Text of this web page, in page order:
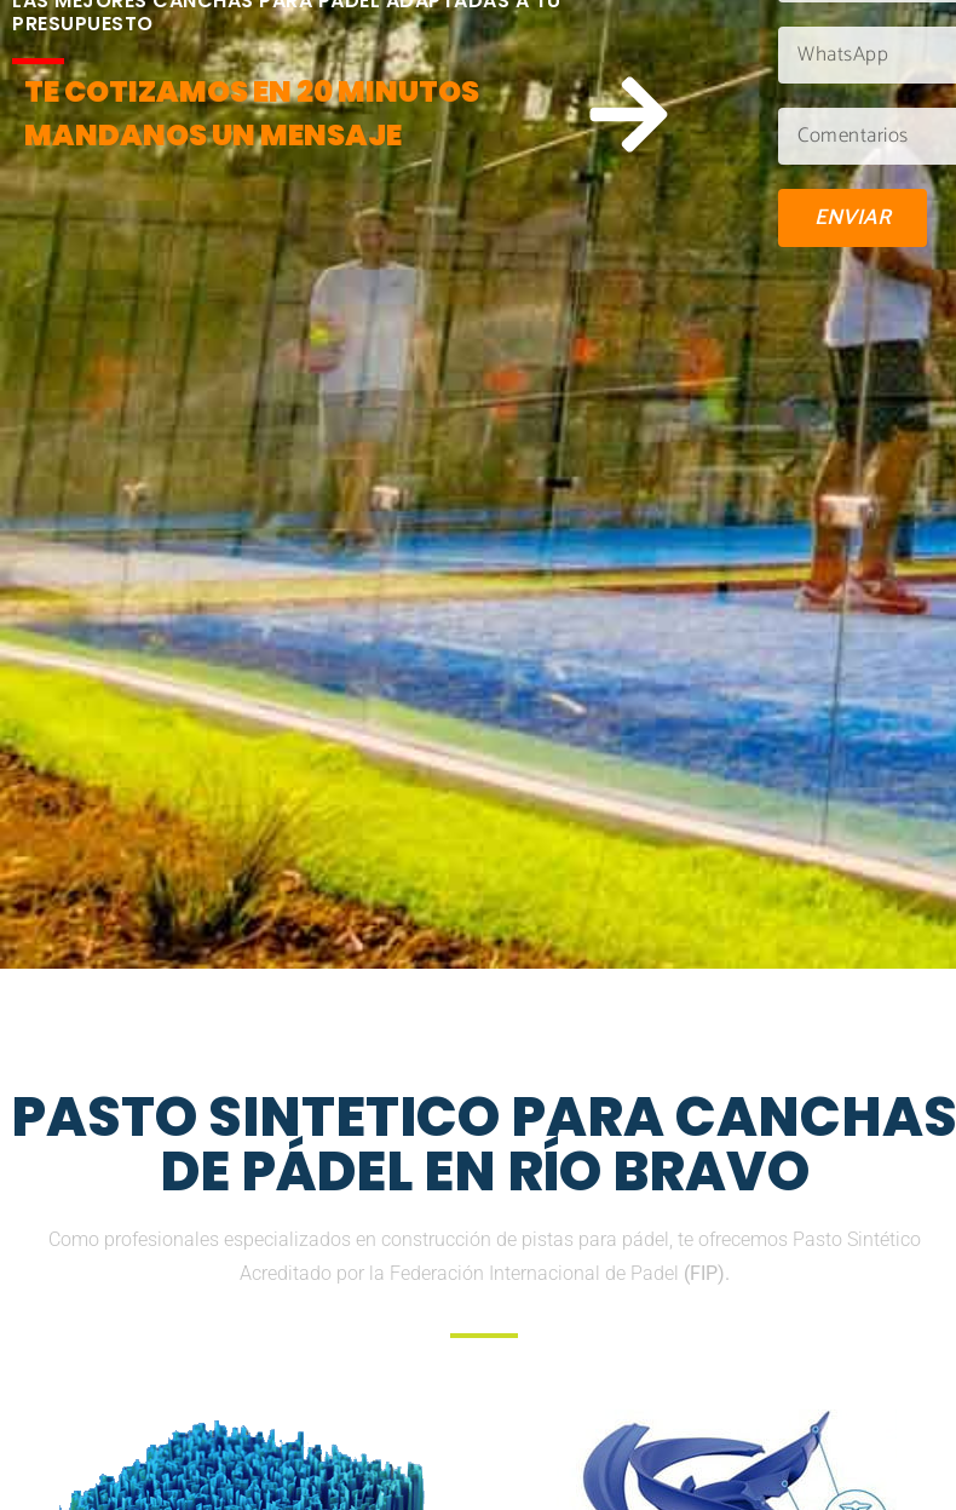
PRESUPUESTO
TE COTIZAMOS EN 20 MINUTOS
MANDANOS UN MENSAJE
ENVIAR
PASTO SINTETICO PARA CANCHAS
DE PÁDEL EN RÍO BRAVO
Como profesionales especializados en construcción de pistas para pádel, te ofrecemos Pasto Sintético
Acreditado por la Federación Internacional de Padel (FIP).